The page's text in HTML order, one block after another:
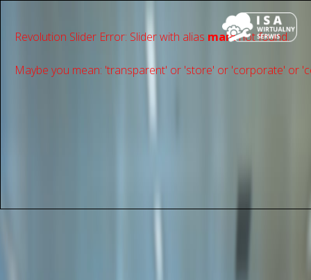
Revolution Slider Error: Slider with alias mainnot found.
Maybe you mean: 'transparent' or 'store' or 'сorporate' or